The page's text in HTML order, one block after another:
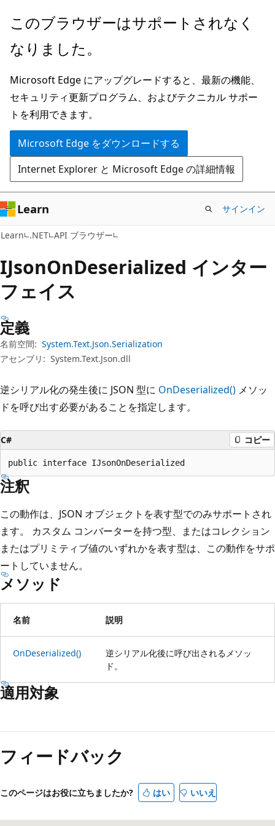
メ
ン
ン
テ
ン
ツ
に
ス
キ
ッ
プ
ペ
ジ
ナ
ビ
ゲ
ー
シ
ョ
ン
に
ス
キ
ッ
プ
このブラウザーはサポートされなく
なりました。
Microsoft Edge にアップグレードすると、最新の機能、
セキュリティ更新プログラム、およびテクニカル サポー
トを利用できます。
Microsoft Edge をダウンロードする
Internet Explorer と Microsoft Edge の詳細情報
Learn サインイン
Learn .NET API ブラウザー
IJsonOnDeserialized インター
フェイス
定義
名前空間: System.Text.Json.Serialization
アセンブリ: System.Text.Json.dll
逆シリアル化の発生後に JSON 型に OnDeserialized() メソッ
ドを呼び出す必要があることを指定します。
C# コピー
public interface IJsonOnDeserialized
注釈
この動作は、JSON オブジェクトを表す型でのみサポートされ
ます。 カスタム コンバーターを持つ型、またはコレクション
またはプリミティブ値のいずれかを表す型は、この動作をサポ
ートしていません。
メソッド
名前 説明
OnDeserialized()
逆シリアル化後に呼び出されるメソッ
ド。
適用対象
フィードバック
このページはお役に立ちましたか? はい いいえ